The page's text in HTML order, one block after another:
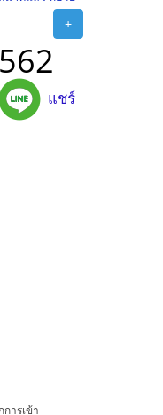
+
แชร์
ารเข้า